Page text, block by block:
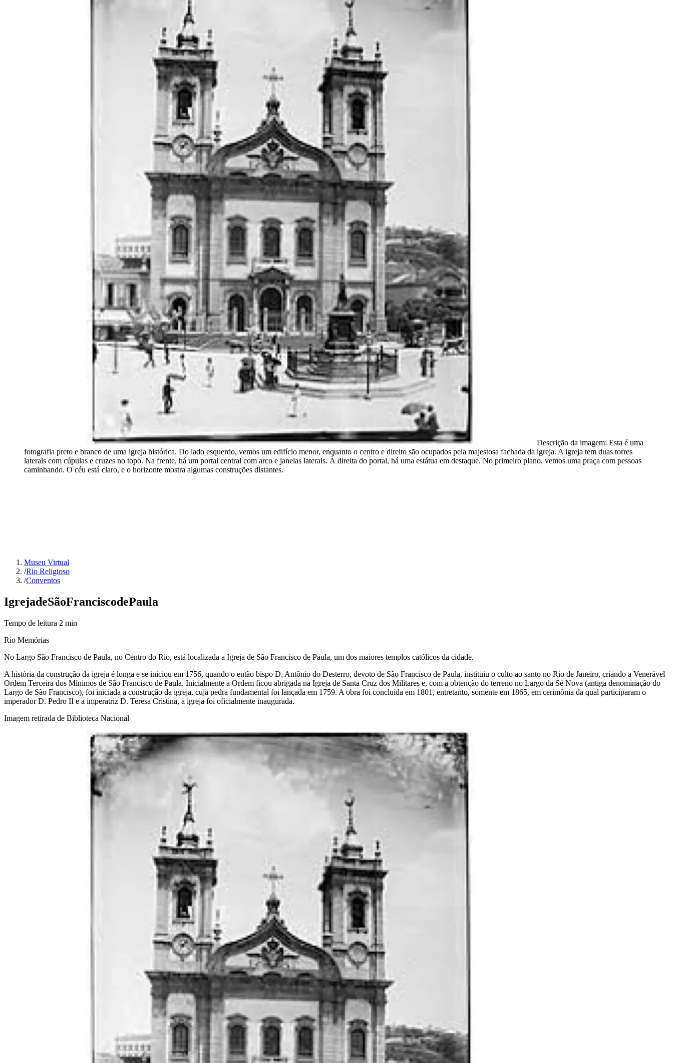
Descrição da imagem: Esta é uma
fotografia preto e branco de uma igreja histórica. Do lado esquerdo, vemos um edifício menor, enquanto o centro e direito são ocupados pela majestosa fachada da igreja. A igreja tem duas torres
laterais com cúpulas e cruzes no topo. Na frente, há um portal central com arco e janelas laterais. À direita do portal, há uma estátua em destaque. No primeiro plano, vemos uma praça com pessoas
caminhando. O céu está claro, e o horizonte mostra algumas construções distantes.
Museu Virtual
/Rio Religioso
/Conventos
IgrejadeSãoFranciscodePaula
Tempo de leitura 2 min
Rio Memórias
No Largo São Francisco de Paula, no Centro do Rio, está localizada a Igreja de São Francisco de Paula, um dos maiores templos católicos da cidade.
A história da construção da igreja é longa e se iniciou em 1756, quando o então bispo D. Antônio do Desterro, devoto de São Francisco de Paula, instituiu o culto ao santo no Rio de Janeiro, criando a Venerável
Ordem Terceira dos Mínimos de São Francisco de Paula. Inicialmente a Ordem ficou abrigada na Igreja de Santa Cruz dos Militares e, com a obtenção do terreno no Largo da Sé Nova (antiga denominação do
Largo de São Francisco), foi iniciada a construção da igreja, cuja pedra fundamental foi lançada em 1759. A obra foi concluída em 1801, entretanto, somente em 1865, em cerimônia da qual participaram o
imperador D. Pedro II e a imperatriz D. Teresa Cristina, a igreja foi oficialmente inaugurada.
Imagem retirada de Biblioteca Nacional